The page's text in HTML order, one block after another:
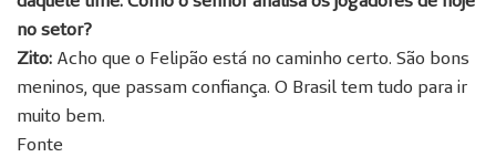
no setor?
Zito: Acho que o Felipão está no caminho certo. São bons
meninos, que passam confiança. O Brasil tem tudo para ir
muito bem.
Fonte